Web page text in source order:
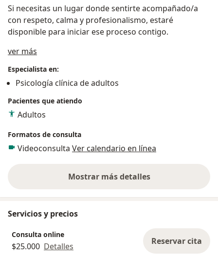
Si necesitas un lugar donde sentirte acompañado/a
con respeto, calma y profesionalismo, estaré
disponible para iniciar ese proceso contigo.
ver más
Especialista en:
Psicología clínica de adultos
Pacientes que atiendo
Adultos
Formatos de consulta
Videoconsulta Ver calendario en línea
Mostrar más detalles
sobre la experiencia
Servicios y precios
Consulta online
$25.000 Detalles Reservar cita